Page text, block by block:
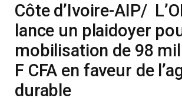
Côte d’Ivoire-AIP/
lance un plaidoyer
mobilisation de 98
F CFA en faveur de
durable